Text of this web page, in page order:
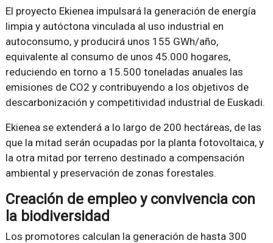
El proyecto Ekienea impulsará la generación de energía
limpia y autóctona vinculada al uso industrial en
autoconsumo, y producirá unos 155 GWh/año,
equivalente al consumo de unos 45.000 hogares,
reduciendo en torno a 15.500 toneladas anuales las
emisiones de CO2 y contribuyendo a los objetivos de
descarbonización y competitividad industrial de Euskadi.
Ekienea se extenderá a lo largo de 200 hectáreas, de las
que la mitad serán ocupadas por la planta fotovoltaica, y
la otra mitad por terreno destinado a compensación
ambiental y preservación de zonas forestales.
Creación de empleo y convivencia con
la biodiversidad
Los promotores calculan la generación de hasta 300